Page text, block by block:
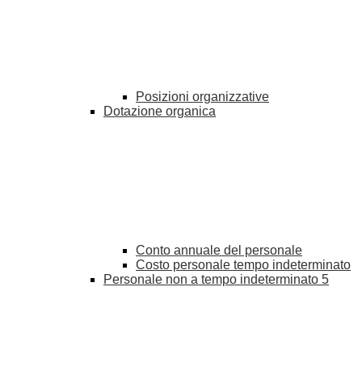
Posizioni organizzative
Dotazione organica
Conto annuale del personale
Costo personale tempo indeterminato
Personale non a tempo indeterminato 5